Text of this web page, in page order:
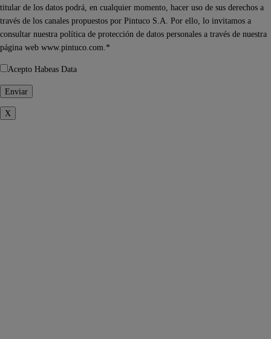
titular de los datos podrá, en cualquier momento, hacer uso de sus derechos a
través de los canales propuestos por Pintuco S.A. Por ello, lo invitamos a
consultar nuestra política de protección de datos personales a través de nuestra
página web www.pintuco.com.*
Acepto Habeas Data
X